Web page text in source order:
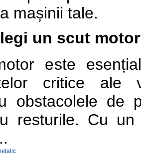
mașinii tale.
un scut
este
critice ale
obstacolele de
resturile. Cu